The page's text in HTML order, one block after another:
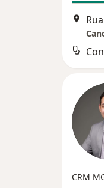
CRM